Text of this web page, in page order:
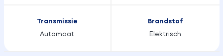
Transmissie
Automaat
Brandstof
Elektrisch